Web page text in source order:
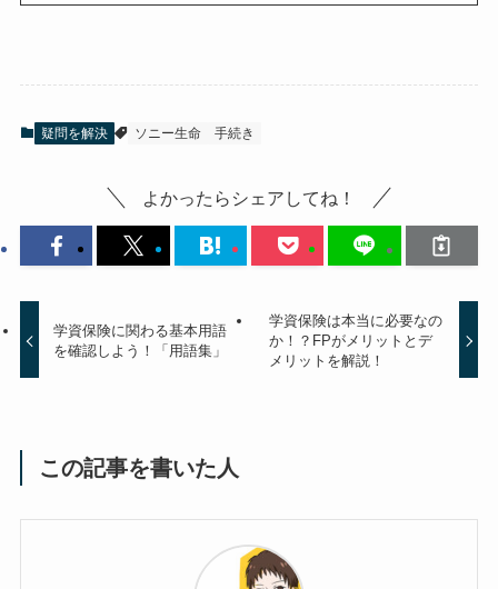
疑問を解決 ソニー生命 手続き
よかったらシェアしてね！
学資保険に関わる基本用語
を確認しよう！「用語集」
学資保険は本当に必要なの
か！？FPがメリットとデ
メリットを解説！
この記事を書いた人